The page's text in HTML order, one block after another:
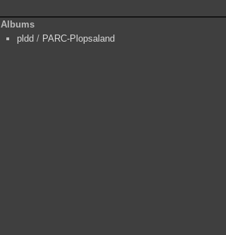
Albums
pldd / PARC-Plopsaland